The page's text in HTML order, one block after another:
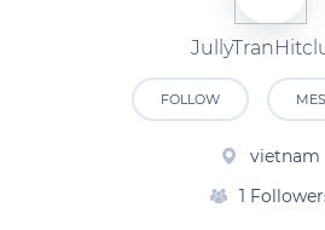
FOLLOW
vietnam
1